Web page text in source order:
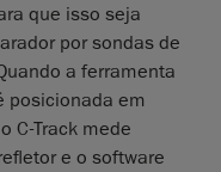
que isso seja
por sondas de
a ferramenta
posicionada em
C-Track mede
e o software